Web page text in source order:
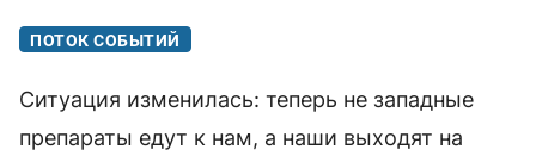
ПОТОК СОБЫТИЙ
Ситуация изменилась: теперь не западные
препараты едут к нам, а наши выходят на